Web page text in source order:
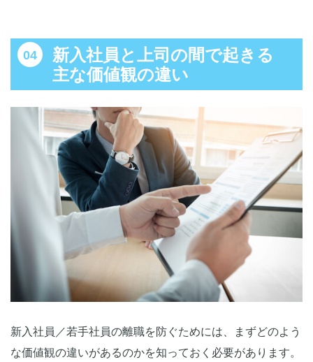
新入社員と上司の間で起きる
主な価値観の違い
新入社員／若手社員の離職を防ぐためには、まずどのよう
な価値観の違いがあるのかを知っておく必要があります。